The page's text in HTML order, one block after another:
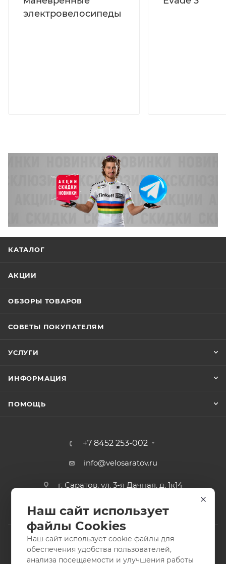
электровелосипеды
КАТАЛОГ
АКЦИИ
ОБЗОРЫ ТОВАРОВ
СОВЕТЫ ПОКУПАТЕЛЯМ
УСЛУГИ
ИНФОРМАЦИЯ
ПОМОЩЬ
+7 8452 253-002
info@velosaratov.ru
г. Саратов, ул. 3-я Дачная, д. 1к14
Наш сайт использует
файлы Cookies
Наш сайт использует cookie-файлы для
обеспечения удобства пользователей,
анализа посещаемости и улучшения работы